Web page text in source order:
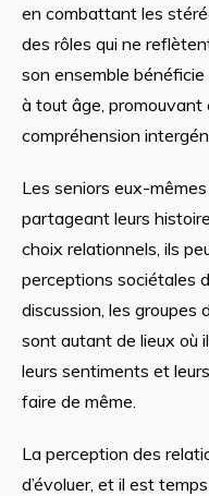
en combattant les
des rôles qui ne
son ensemble bénéficie
à tout âge, promouvant
compréhension
Les seniors eux-
partageant leurs
choix relationnels, ils
perceptions sociétales
discussion, les groupes
sont autant de lieux où
leurs sentiments et
faire de même.
La perception des
d’évoluer, et il est